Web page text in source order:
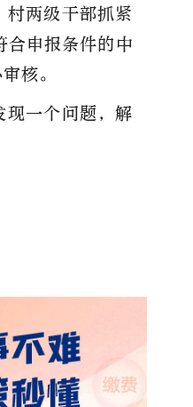
两级干部抓紧
合申报条件的中
核。
现一个问题，解